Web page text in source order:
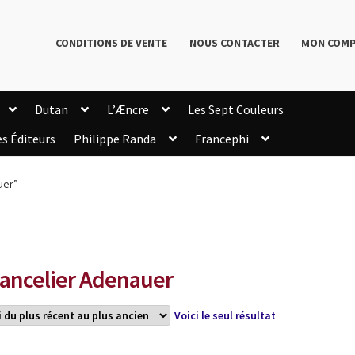
CONDITIONS DE VENTE NOUS CONTACTER MON
Dutan L’Æncre
Les Sept Couleurs
Éditeurs Philippe Randa
Francephi
Adenauer
Voici le seul résultat